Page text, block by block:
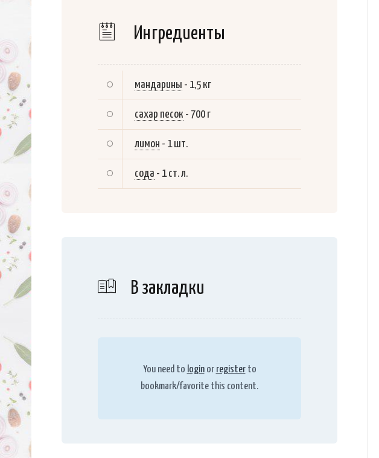
Ингредиенты
мандарины - 1,5 кг
сахар песок - 700 г
лимон - 1 шт.
сода - 1 ст. л.
В закладки
You need to loginor registerto
bookmark/favorite this content.